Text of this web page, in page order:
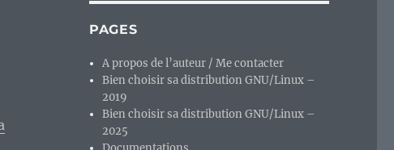
PAGES
A propos de l’auteur / Me contacter
Bien choisir sa distribution GNU/Linux –
2019
Bien choisir sa distribution GNU/Linux –
2025